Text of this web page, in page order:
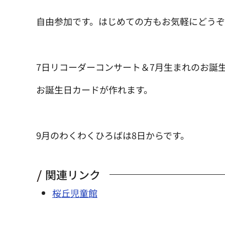
自由参加です。はじめての方もお気軽にどうぞ
7日リコーダーコンサート＆7月生まれのお誕
お誕生日カードが作れます。
9月のわくわくひろばは8日からです。
関連リンク
桜丘児童館